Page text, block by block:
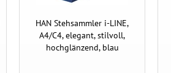
HAN Stehsammler i-LINE,
A4/C4, elegant, stilvoll,
hochglänzend, blau